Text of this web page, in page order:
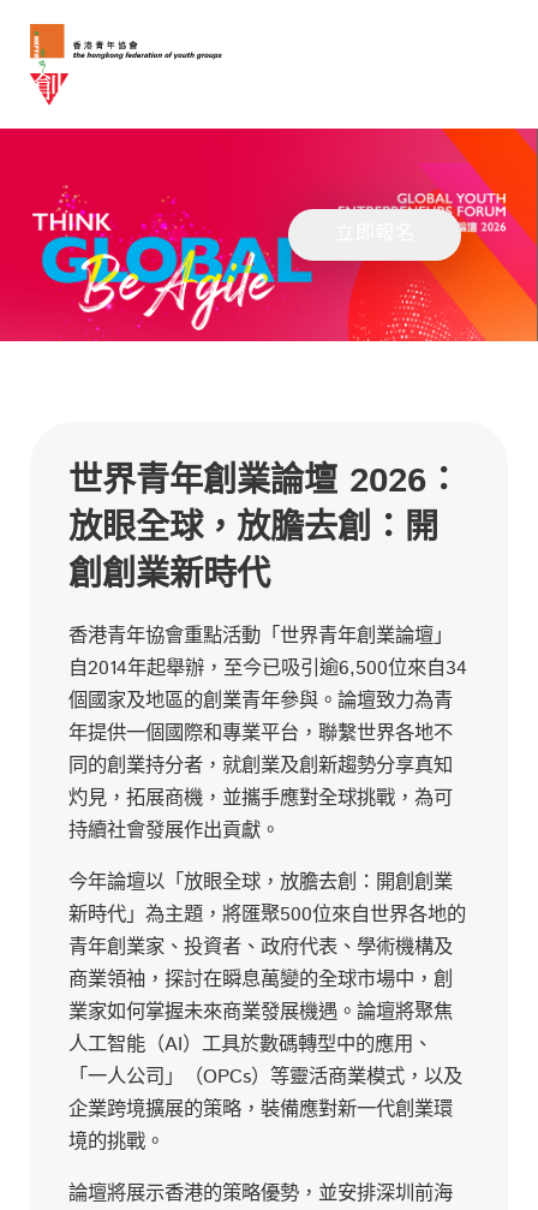
世界青年創業論壇 2026：
放眼全球，放膽去創：開
創創業新時代
香港青年協會重點活動「世界青年創業論壇」
自2014年起舉辦，至今已吸引逾6,500位來自34
個國家及地區的創業青年參與。論壇致力為青
年提供一個國際和專業平台，聯繫世界各地不
同的創業持分者，就創業及創新趨勢分享真知
灼見，拓展商機，並攜手應對全球挑戰，為可
持續社會發展作出貢獻。
今年論壇以「放眼全球，放膽去創：開創創業
新時代」為主題，將匯聚500位來自世界各地的
青年創業家、投資者、政府代表、學術機構及
商業領袖，探討在瞬息萬變的全球市場中，創
業家如何掌握未來商業發展機遇。論壇將聚焦
人工智能（AI）工具於數碼轉型中的應用、
「一人公司」（OPCs）等靈活商業模式，以及
企業跨境擴展的策略，裝備應對新一代創業環
境的挑戰。
論壇將展示香港的策略優勢，並安排深圳前海